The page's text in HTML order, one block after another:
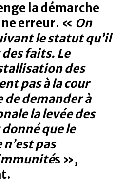
la démarche
erreur. « On
le statut qu’il
faits. Le
des
pas à la cour
demander à
la levée des
que le
pas
s »,